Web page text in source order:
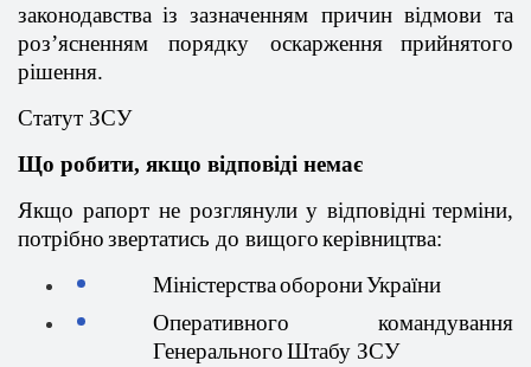
законодавства із зазначеннямпричин відмовита
роз’ясненням порядку оскарження
прийнятого
рішення.
Статут ЗСУ
Що робити, якщо відповіді немає
Якщо рапорт не розглянулиувідповідні терміни,
потрібно звертатись до вищогокерівництва:
МіністерстваоборониУкраїни
Оперативного
командування
ГенеральногоШтабу ЗСУ